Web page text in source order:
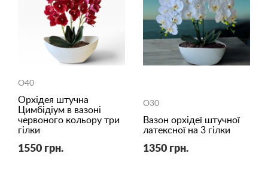
O40
Орхідея штучна
Цимбідіум в вазоні
червоного кольору три
гілки
1550 грн.
O30
Вазон орхідеї штучної
латексної на 3 гілки
1350 грн.